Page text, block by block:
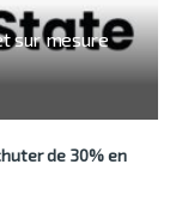
sur mesure
de 30% en